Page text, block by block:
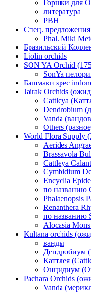
Горшки для
литература
РВН
Спец. предложения
Phal. Miki
Бразильский
Liolin orchids
SON YA Orchid
SonYa
Башмаки spec
Jairak Orchids
Cattleya
Dendrobium
Vanda
Others
World Flora Supply
Aerides
Brassavola
Cattleya
Cymbidium
Encyclia
по названию
Phalaenopsis
Renanthera
по названию
Alocasia
Kultana orchids
ванды
Дендробиум
Каттлея
Онцидиум
Pachara Orchids
Vanda